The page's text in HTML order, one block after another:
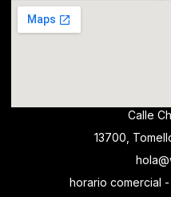
Calle
13700,
horario comercial